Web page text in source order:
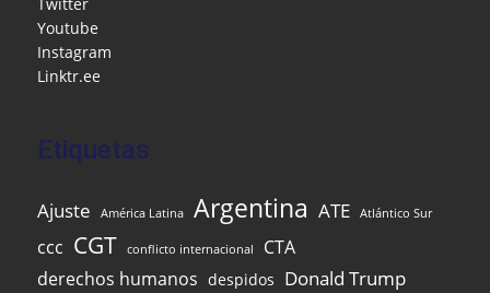
o
k
Youtube
Instagram
Linktr.ee
Etiquetas
Ajuste América Latina Argentina ATE Atlántico Sur
ccc CGT conflicto internacional
CTA
derechos humanos despidos Donald Trump